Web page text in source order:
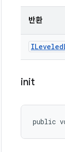
반환
ILeveled
init
public